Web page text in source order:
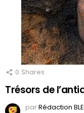
0 Shares
Trésors de
parRédaction